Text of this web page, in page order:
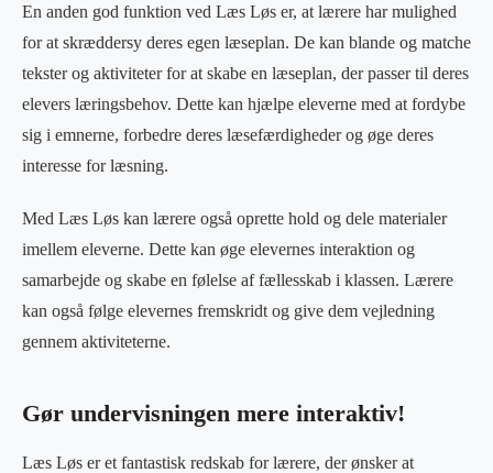
En anden god funktion ved Læs Løs er, at lærere har mulighed
for at skræddersy deres egen læseplan. De kan blande og matche
tekster og aktiviteter for at skabe en læseplan, der passer til deres
elevers læringsbehov. Dette kan hjælpe eleverne med at fordybe
sig i emnerne, forbedre deres læsefærdigheder og øge deres
interesse for læsning.
Med Læs Løs kan lærere også oprette hold og dele materialer
imellem eleverne. Dette kan øge elevernes interaktion og
samarbejde og skabe en følelse af fællesskab i klassen. Lærere
kan også følge elevernes fremskridt og give dem vejledning
gennem aktiviteterne.
Gør undervisningen mere interaktiv!
Læs Løs er et fantastisk redskab for lærere, der ønsker at